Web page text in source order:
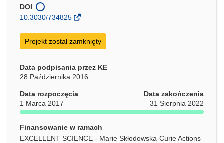
w
nowym
DOI
10.3030/734825
Projekt został zamknięty
Data podpisania przez KE
28 Października 2016
Data rozpoczęcia
1 Marca 2017
Data zakończenia
31 Sierpnia 2022
Finansowanie w ramach
EXCELLENT SCIENCE - Marie Skłodowska-Curie Actions